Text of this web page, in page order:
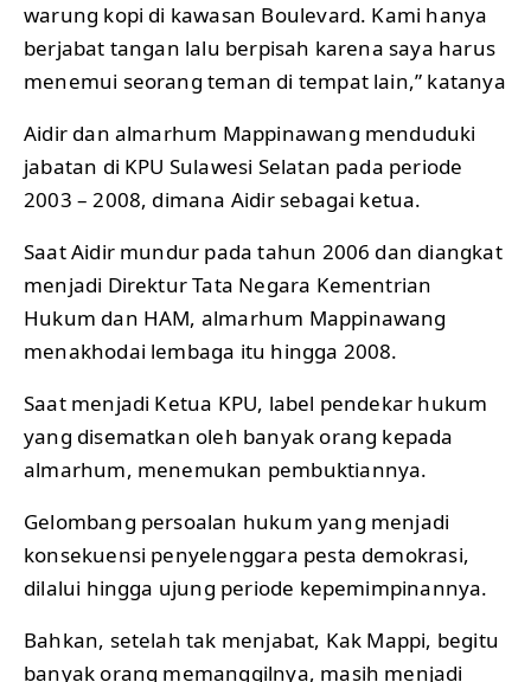
warung kopi di kawasan Boulevard. Kami hanya
berjabat tangan lalu berpisah karena saya harus
menemui seorang teman di tempat lain,” katanya
Aidir dan almarhum Mappinawang menduduki
jabatan di KPU Sulawesi Selatan pada periode
2003 – 2008, dimana Aidir sebagai ketua.
Saat Aidir mundur pada tahun 2006 dan diangkat
menjadi Direktur Tata Negara Kementrian
Hukum dan HAM, almarhum Mappinawang
menakhodai lembaga itu hingga 2008.
Saat menjadi Ketua KPU, label pendekar hukum
yang disematkan oleh banyak orang kepada
almarhum, menemukan pembuktiannya.
Gelombang persoalan hukum yang menjadi
konsekuensi penyelenggara pesta demokrasi,
dilalui hingga ujung periode kepemimpinannya.
Bahkan, setelah tak menjabat, Kak Mappi, begitu
banyak orang memanggilnya, masih menjadi